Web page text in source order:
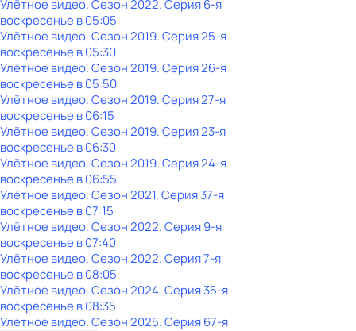
Улётное видео. Сезон 2022. Серия 6-я
воскресенье в05:05
Улётное видео. Сезон 2019. Серия 25-я
воскресенье в05:30
Улётное видео. Сезон 2019. Серия 26-я
воскресенье в05:50
Улётное видео. Сезон 2019. Серия 27-я
воскресенье в06:15
Улётное видео. Сезон 2019. Серия 23-я
воскресенье в06:30
Улётное видео. Сезон 2019. Серия 24-я
воскресенье в06:55
Улётное видео. Сезон 2021. Серия 37-я
воскресенье в07:15
Улётное видео. Сезон 2022. Серия 9-я
воскресенье в07:40
Улётное видео. Сезон 2022. Серия 7-я
воскресенье в08:05
Улётное видео. Сезон 2024. Серия 35-я
воскресенье в08:35
Улётное видео. Сезон 2025. Серия 67-я